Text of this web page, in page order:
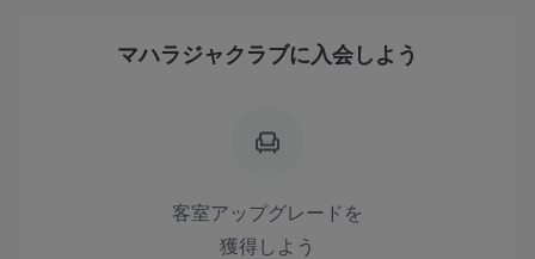
マハラジャクラブに入会しよう
客室アップグレードを
獲得しよう